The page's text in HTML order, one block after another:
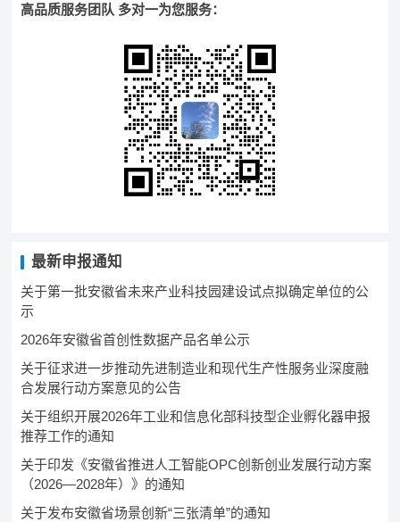
高品质服务团队 多对一为您服务：
最新申报通知
关于第一批安徽省未来产业科技园建设试点拟确定单位的公
示
2026年安徽省首创性数据产品名单公示
关于征求进一步推动先进制造业和现代生产性服务业深度融
合发展行动方案意见的公告
关于组织开展2026年工业和信息化部科技型企业孵化器申报
推荐工作的通知
关于印发《安徽省推进人工智能OPC创新创业发展行动方案
（2026—2028年）》的通知
关于发布安徽省场景创新“三张清单”的通知